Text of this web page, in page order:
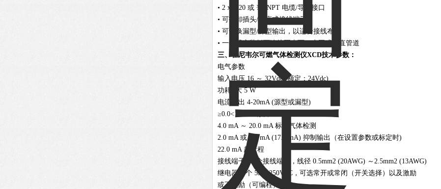
• 2 x M20 或 ¾" NPT 电缆/导管接口
• 可拆卸插头/插座式接线端子，
• 可切换漏型/源型输出，以适合接线布局
• 一体式安装板可连接至表面、水平或垂直管道
三、霍尼韦尔可燃气体检测仪XCD技术参数：
电气参数
输入电压 16 ～ 32Vdc (额定：24Vdc)
功耗: 大 5 W
电流输出 4-20mA (源型或漏型)
≥0.0<1.0 mA 故障
4.0 mA ～ 20.0 mA 标准气体检测
2.0 mA 或 4.0 mA (17.4 mA) 抑制输出（在设置参数或标定时)
22.0 mA 超量程
接线端子 18 个接线端子，线径 0.5mm2 (20AWG) ～2.5mm2 (13AWG)
继电器 3 个 5A@250VAC，可选常开或常闭（开关选择）以及激励
或不激励（可编程）